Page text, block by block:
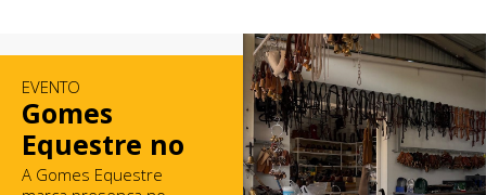
EVENTO
Gomes
Equestre no
Mercado de
A Gomes Equestre